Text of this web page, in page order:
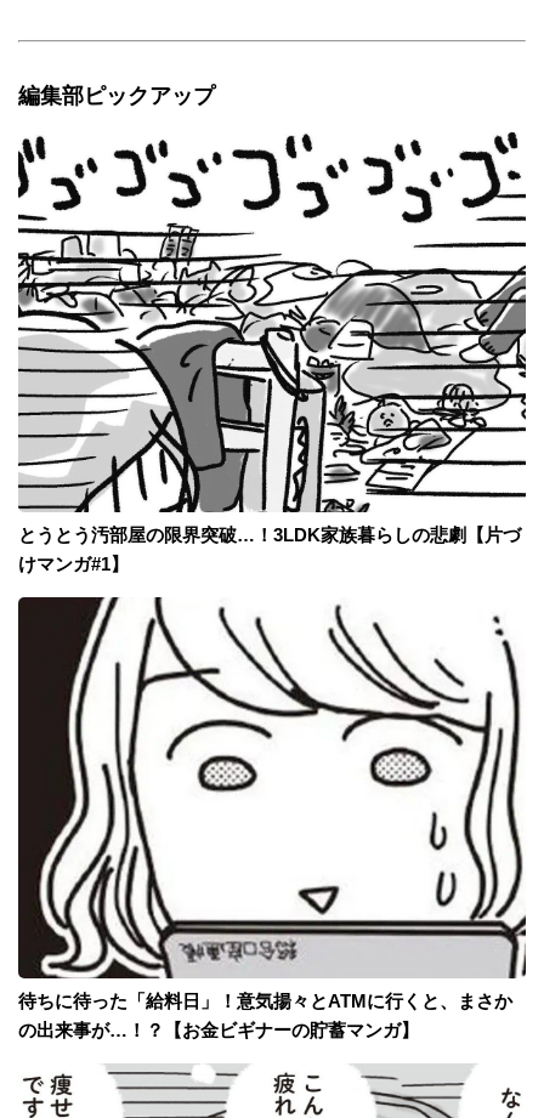
編集部ピックアップ
とうとう汚部屋の限界突破…！3LDK家族暮らしの悲劇【片づ
けマンガ#1】
待ちに待った「給料日」！意気揚々とATMに行くと、まさか
の出来事が…！？【お金ビギナーの貯蓄マンガ】